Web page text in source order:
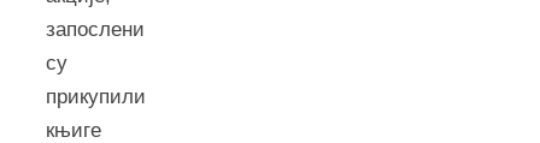
запослени
су
прикупили
књиге